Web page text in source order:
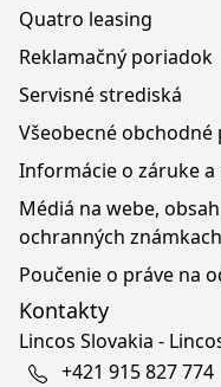
Quatro leasing
Reklamačný poriadok
Servisné strediská
Všeobecné
Informácie o záruke a
Médiá na webe,
ochranných známkach
Poučenie o práve na
Kontakty
Lincos Slovakia -
+421 915 827 774